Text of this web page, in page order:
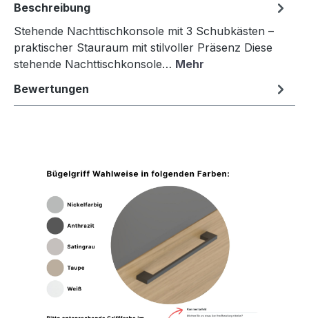
Beschreibung
Stehende Nachttischkonsole mit 3 Schubkästen –
praktischer Stauraum mit stilvoller Präsenz Diese
stehende Nachttischkonsole… Mehr
Bewertungen